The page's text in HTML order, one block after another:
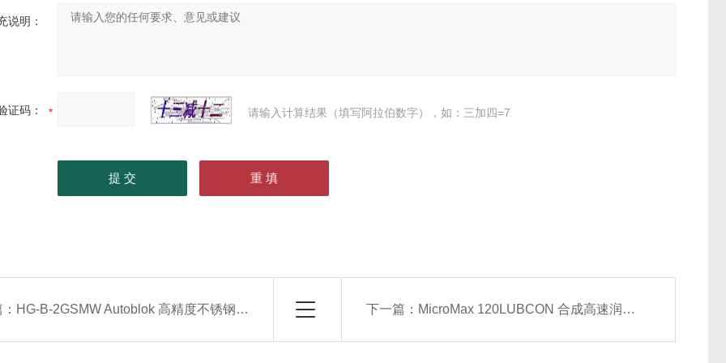
说明：
证码： 请输入计算结果（填写阿拉伯数字），如：三加四=7
HG-B-2GSMW Autoblok 高精度不锈钢卡盘 下一篇： MicroMax 120LUBCON 合成高速润滑脂